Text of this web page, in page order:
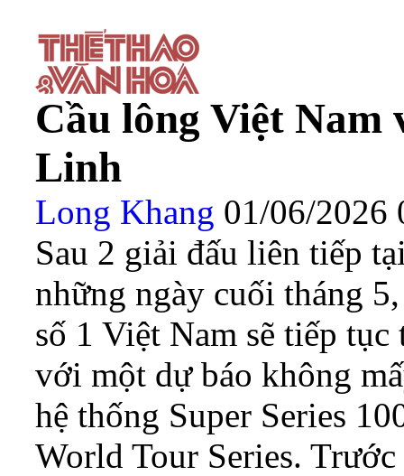
Cầu lông Việt Nam
Linh
Long Khang 01/06/2026
Sau 2 giải đấu liên tiếp
những ngày cuối tháng
số 1 Việt Nam sẽ tiếp
với một dự báo không
hệ thống Super Series
World Tour Series.